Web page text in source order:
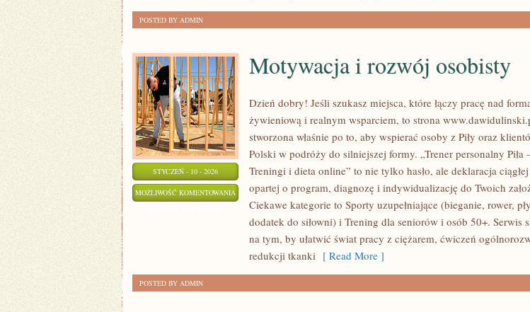
POSTED BY ADMIN
STYCZEŃ - 10 - 2026
MOŻLIWOŚĆ KOMENTOWANIA MOTYWACJA
ROZWÓJ
OSOBISTY
Motywacja i rozwój osobisty
Dzień dobry! Jeśli szukasz miejsca, które łączy pracę nad
żywieniową i realnym wsparciem, to strona
stworzona właśnie po to, aby wspierać osoby z Piły oraz
Polski w podróży do silniejszej formy. „Trener personalny Piła
Treningi i dieta online” to nie tylko hasło, ale deklaracja
opartej o program, diagnozę i indywidualizację do Twoich
Ciekawe kategorie to Sporty uzupełniające (bieganie, rower,
dodatek do siłowni) i Trening dla seniorów i osób 50+. Serwis
na tym, by ułatwić świat pracy z ciężarem, ćwiczeń
redukcji tkanki [ Read More ]
POSTED BY ADMIN